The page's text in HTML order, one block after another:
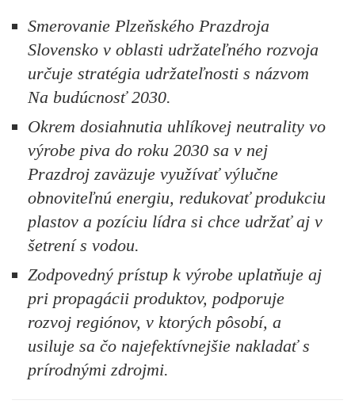
Smerovanie Plzeňského Prazdroja
Slovensko v oblasti udržateľného rozvoja
určuje stratégia udržateľnosti s názvom
Na budúcnosť 2030.
Okrem dosiahnutia uhlíkovej neutrality vo
výrobe piva do roku 2030 sa v nej
Prazdroj zaväzuje využívať výlučne
obnoviteľnú energiu, redukovať produkciu
plastov a pozíciu lídra si chce udržať aj v
šetrení s vodou.
Zodpovedný prístup k výrobe uplatňuje aj
pri propagácii produktov, podporuje
rozvoj regiónov, v ktorých pôsobí, a
usiluje sa čo najefektívnejšie nakladať s
prírodnými zdrojmi.